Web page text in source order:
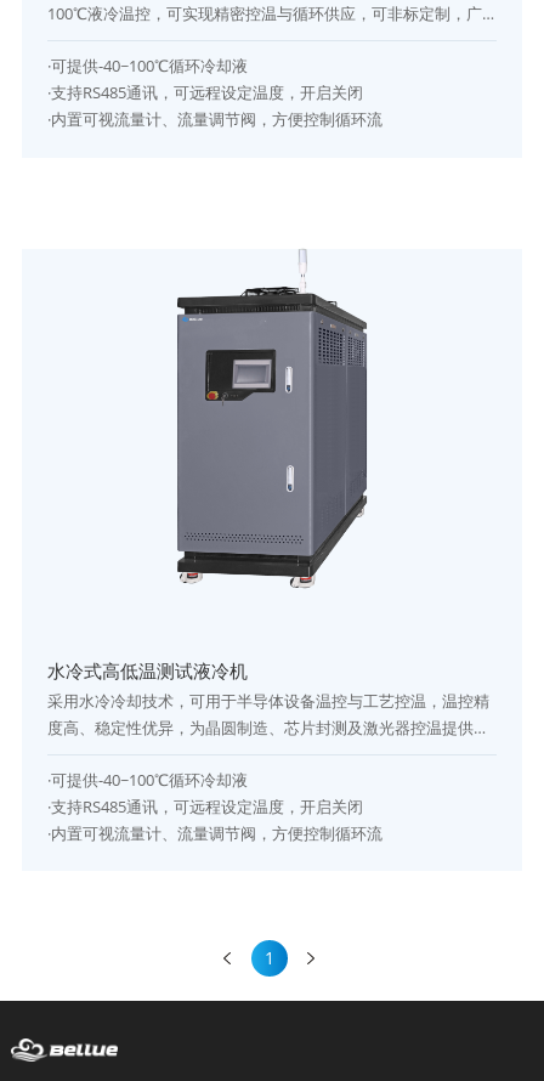
100℃液冷温控，可实现精密控温与循环供应，可非标定制，广
统高性能设备。
·可提供-40~100℃循环冷却液
·支持RS485通讯，可远程设定温度，开启关闭
·内置可视流量计、流量调节阀，方便控制循环流
水冷式高低温测试液冷机
采用水冷冷却技术，可用于半导体设备温控与工艺控温，温控精
度高、稳定性优异，为晶圆制造、芯片封测及激光器控温提供可
·可提供-40~100℃循环冷却液
·支持RS485通讯，可远程设定温度，开启关闭
·内置可视流量计、流量调节阀，方便控制循环流
1